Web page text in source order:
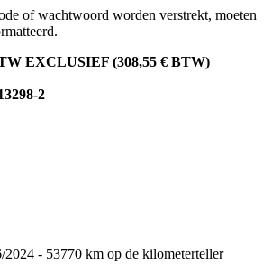
of wachtwoord worden verstrekt, moeten
EXCLUSIEF (308,55 € BTW)
2
- 53770 km op de kilometerteller